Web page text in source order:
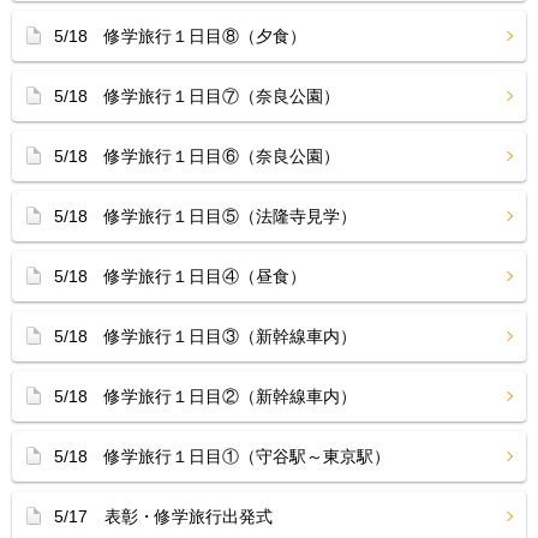
5/18 修学旅行１日目⑧（夕食）
5/18 修学旅行１日目⑦（奈良公園）
5/18 修学旅行１日目⑥（奈良公園）
5/18 修学旅行１日目⑤（法隆寺見学）
5/18 修学旅行１日目④（昼食）
5/18 修学旅行１日目③（新幹線車内）
5/18 修学旅行１日目②（新幹線車内）
5/18 修学旅行１日目①（守谷駅～東京駅）
5/17 表彰・修学旅行出発式